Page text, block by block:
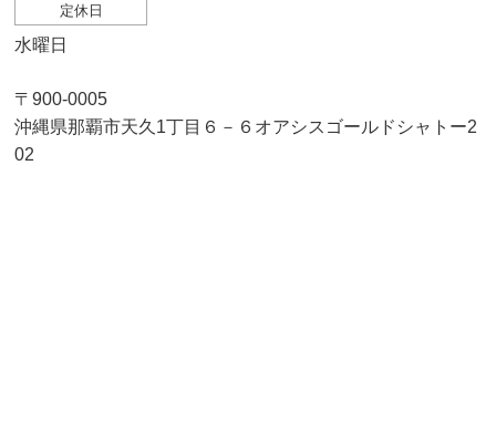
定休日
水曜日
〒900-0005
沖縄県那覇市天久1丁目６－６オアシスゴールドシャトー2
02